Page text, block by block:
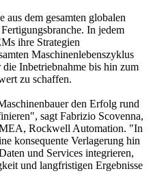
dem gesamten globalen
In jedem
ihre Strategien
Maschinenlebenszyklus
Inbetriebnahme bis hin zum
zu schaffen.
den Erfolg rund
sagt Fabrizio Scovenna,
Rockwell Automation. "In
konsequente Verlagerung hin
und Services integrieren,
und langfristigen Ergebnisse